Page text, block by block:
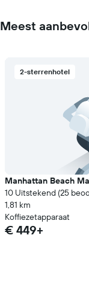
Meest
2-sterrenhotel
Manhattan Beach
10 Uitstekend (25
1,81 km
Koffiezetapparaat
€ 449+